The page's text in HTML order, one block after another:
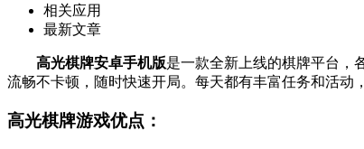
相关应用
最新文章
高光棋牌安卓手机版是一款全新上线的棋牌平台，
流畅不卡顿，随时快速开局。每天都有丰富任务和活动
高光棋牌游戏优点：